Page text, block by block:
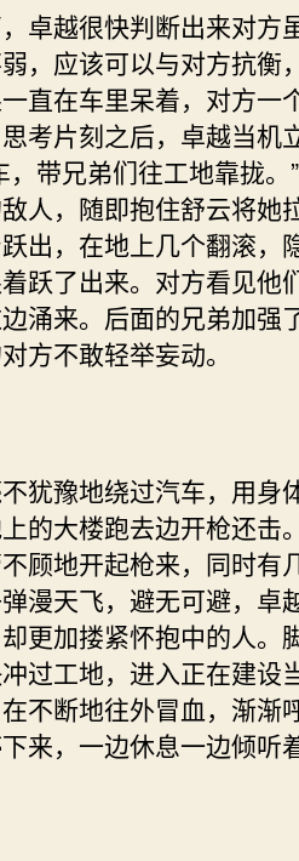
越很快判断出来对方虽
，应该可以与对方抗衡
直在车里呆着，对方一
考片刻之后，卓越当机
，带兄弟们往工地靠拢。
人，随即抱住舒云将她
出，在地上几个翻滚，
跃了出来。对方看见他
涌来。后面的兄弟加强
方不敢轻举妄动。
豫地绕过汽车，用身
的大楼跑去边开枪还击
顾地开起枪来，同时有
漫天飞，避无可避，卓
更加搂紧怀抱中的人。
过工地，进入正在建设
不断地往外冒血，渐渐
来，一边休息一边倾听